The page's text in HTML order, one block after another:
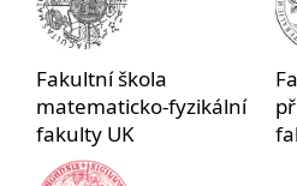
Fakultní škola
matematicko-fyzikální
fakulty UK